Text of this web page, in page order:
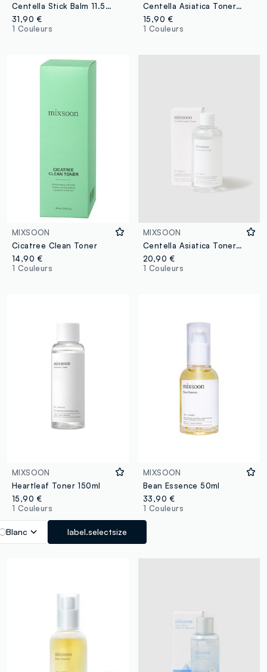
Centella Stick Balm 11.5ml
31,90 €
1 Couleurs
Centella Asiatica Toner 150ml
15,90 €
1 Couleurs
MIXSOON
Cicatree Clean Toner
14,90 €
1 Couleurs
MIXSOON
Centella Asiatica Toner 300ml
20,90 €
1 Couleurs
MIXSOON
Heartleaf Toner 150ml
15,90 €
1 Couleurs
Blanc label.selectsize
MIXSOON
Bean Essence 50ml
33,90 €
1 Couleurs